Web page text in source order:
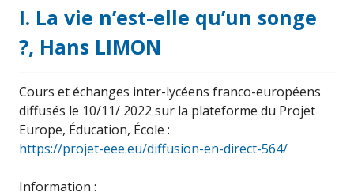
I. La vie n’est-elle qu’un songe
?, Hans LIMON
Cours et échanges inter-lycéens franco-européens
diffusés le 10/11/ 2022 sur la plateforme du Projet
Europe, Éducation, École :
https://projet-eee.eu/diffusion-en-direct-564/
Information :